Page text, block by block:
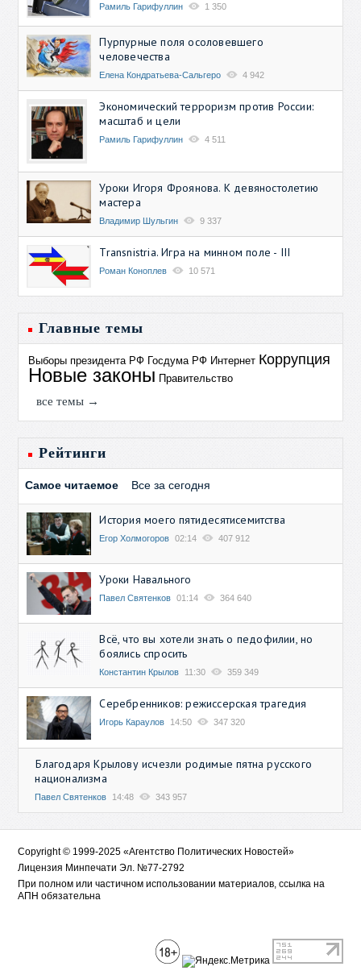
Рамиль Гарифуллин 1 350
Пурпурные поля осоловевшего
человечества
Елена Кондратьева-Сальгеро 4 942
Экономический терроризм против России:
масштаб и цели
Рамиль Гарифуллин 4 511
Уроки Игоря Фроянова. К девяностолетию
мастера
Владимир Шульгин 9 337
Transnistria. Игра на минном поле - III
Роман Коноплев 10 571
Главные темы
Выборы президента РФ Госдума РФ Интернет Коррупция
Новые законы Правительство
все темы →
Рейтинги
Самое читаемое Все за сегодня
История моего пятидесятисемитства
Егор Холмогоров 02:14 407 912
Уроки Навального
Павел Святенков 01:14 364 640
Всё, что вы хотели знать о педофилии, но
боялись спросить
Константин Крылов 11:30 359 349
Серебренников: режиссерская трагедия
Игорь Караулов 14:50 347 320
Благодаря Крылову исчезли родимые пятна русского
национализма
Павел Святенков 14:48 343 957
Copyright © 1999-2025 «Агентство Политических Новостей»
Лицензия Минпечати Эл. №77-2792
При полном или частичном использовании материалов, ссылка на
АПН обязательна